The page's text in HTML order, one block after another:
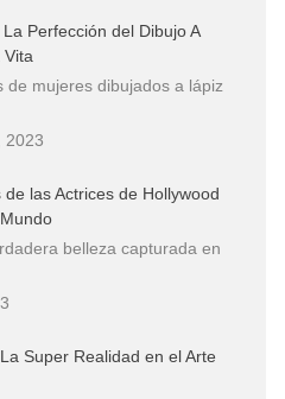
Perfección del Dibujo A
Vita
de mujeres dibujados a lápiz
2023
de las Actrices de Hollywood
belleza capturada en
Super Realidad en el Arte